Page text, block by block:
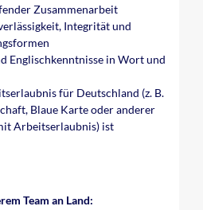
Zusammenarbeit
Integrität und
Englischkenntnisse in Wort und
für Deutschland (z. B.
Blaue Karte oder anderer
Arbeitserlaubnis) ist
Team an Land: